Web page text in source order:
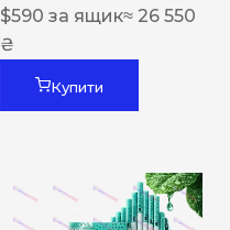
$590 за ящик≈ 26 550
₴
Купити